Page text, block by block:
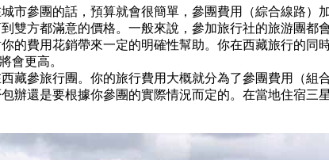
市參團的話，預算就會很簡單，參團費用（綜合線路
雙方都滿意的價格。一般來說，參加旅行社的旅游團
的費用花銷帶來一定的明確性幫助。你在西藏旅行的
會更高。
藏參旅行團。你的旅行費用大概就分為了參團費用（
辦還是要根據你參團的實際情況而定的。在當地住宿